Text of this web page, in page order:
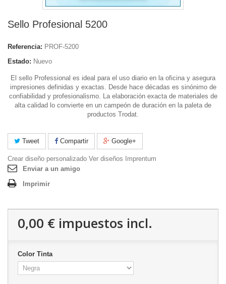
Sello Profesional 5200
Referencia: PROF-5200
Estado: Nuevo
El sello Professional es ideal para el uso diario en la oficina y asegura
impresiones definidas y exactas. Desde hace décadas es sinónimo de
confiabilidad y profesionalismo. La elaboración exacta de materiales de
alta calidad lo convierte en un campeón de duración en la paleta de
productos Trodat.
Tweet Compartir Google+
Crear diseño personalizado Ver diseños Imprentum
Enviar a un amigo
Imprimir
0,00 € impuestos incl.
Color Tinta